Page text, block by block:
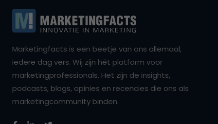
Marketingfacts is een beetje van ons allemaal,
iedere dag vers. Wij zijn hét platform voor
marketingprofessionals. Het zijn de insights,
podcasts, blogs, opinies en recencies die ons als
marketingcommunity binden.